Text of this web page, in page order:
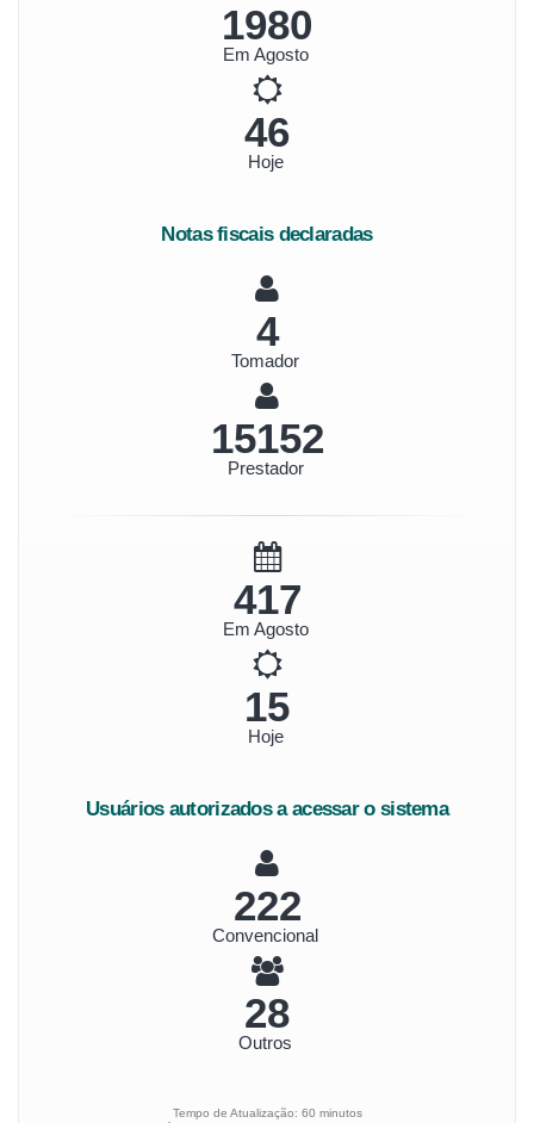
2285
Em Agosto
53
Hoje
Notas fiscais declaradas
5
Tomador
17483
Prestador
481
Em Agosto
17
Hoje
Usuários autorizados a acessar o sistema
257
Convencional
33
Outros
Tempo de Atualização: 60 minutos